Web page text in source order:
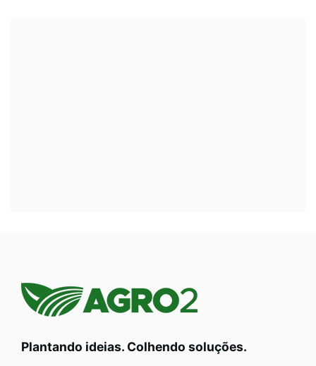
Plantando ideias. Colhendo soluções.